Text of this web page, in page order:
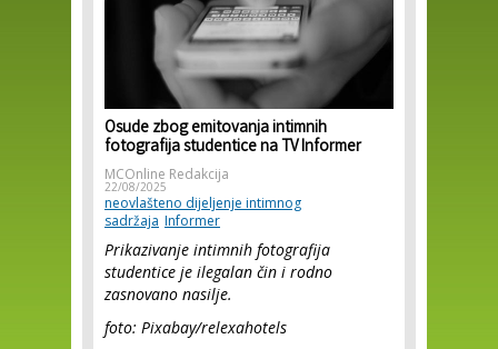
Osude zbog emitovanja intimnih
fotografija studentice na TV Informer
MCOnline Redakcija
22/08/2025
neovlašteno dijeljenje intimnog
sadržaja Informer
Prikazivanje intimnih fotografija
studentice je ilegalan čin i rodno
zasnovano nasilje.
foto: Pixabay/relexahotels